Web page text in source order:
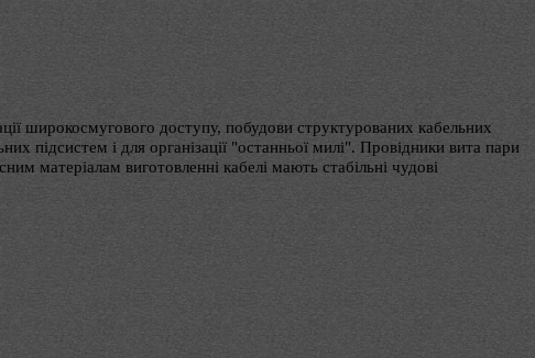
широкосмугового доступу, побудови структурованих кабельних
підсистем і для організації "останньої милі". Провідники вита пари
матеріалам виготовленні кабелі мають стабільні чудові